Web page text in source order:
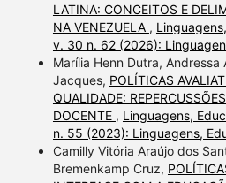
LATINA: CONCEITOS E
NA VENEZUELA ,
v. 30 n. 62 (2026):
Marília Henn Dutra, Andressa
Jacques, POLÍTICAS
QUALIDADE:
DOCENTE , Linguagens,
n. 55 (2023): Linguagens,
Camilly Vitória Araújo dos
Bremenkamp Cruz,